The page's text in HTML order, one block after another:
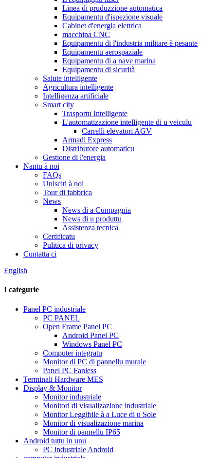
Linea di pruduzzione automatica
Equipamentu d'ispezione visuale
Cabinet d'energia elettrica
macchina CNC
Equipamentu di l'industria militare è pesante
Equipamentu aerospaziale
Equipamentu di a nave marina
Equipamentu di sicurità
Salute intelligente
Agricultura intelligente
Intelligenza artificiale
Smart city
Trasportu Intelligente
L'automatizazione intelligente di u veiculu
Carrelli elevatori AGV
Armadi Express
Distributore automaticu
Gestione di l'energia
Nantu à noi
FAQs
Unisciti à noi
Tour di fabbrica
News
News di a Cumpagnia
News di u produttu
Assistenza tecnica
Certificatu
Pulitica di privacy
Cuntatta ci
English
I categurie
Panel PC industriale
PC PANEL
Open Frame Panel PC
Android Panel PC
Windows Panel PC
Computer integratu
Monitor di PC di pannellu murale
Panel PC Fanless
Terminali Hardware MES
Display & Monitor
Monitor industriale
Monitori di visualizazione industriale
Monitor Leggibile à a Luce di u Sole
Monitor di visualizazione marina
Monitor di pannellu IP65
Android tuttu in unu
PC industriale Android